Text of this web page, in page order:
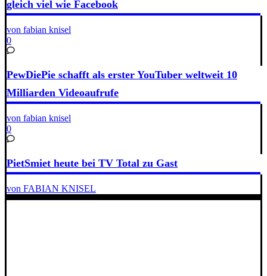
gleich viel wie Facebook
von fabian knisel
0
PewDiePie schafft als erster YouTuber weltweit 10
Milliarden Videoaufrufe
von fabian knisel
0
PietSmiet heute bei TV Total zu Gast
von FABIAN KNISEL